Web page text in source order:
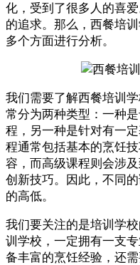
化，受到了很多人的喜
的追求。那么，西餐培
多个方面进行分析。
我们需要了解西餐培训
常分为两种类型：一种
程，另一种是针对有一
程通常包括基本的烹饪
容，而高级课程则会涉
创新技巧。因此，不同
的高低。
我们要关注的是培训学
训学校，一定拥有一支
备丰富的烹饪经验，还